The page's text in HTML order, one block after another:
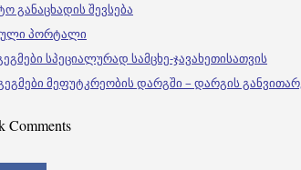
განაცხადის შევსება
პორტალი
სპეციალურად სამცხე-ჯავახეთისათვის
მეფუტკრეობის დარგში – დარგის
Comments